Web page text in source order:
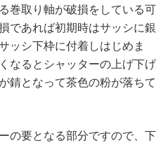
巻取り軸が破損をしている可
であれば初期時はサッシに銀
ッシ下枠に付着しはじめま
なるとシャッターの上げ下げ
錆となって茶色の粉が落ちて
の要となる部分ですので、下